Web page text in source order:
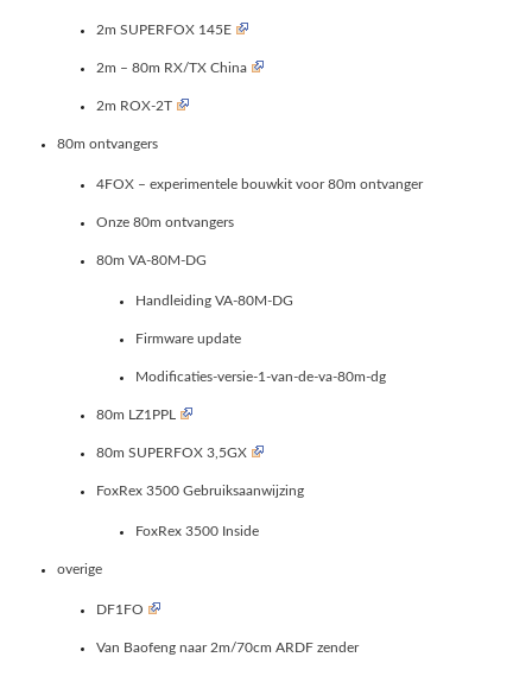
2m SUPERFOX 145E
2m – 80m RX/TX China
2m ROX-2T
80m ontvangers
4FOX – experimentele bouwkit voor 80m ontvanger
Onze 80m ontvangers
80m VA-80M-DG
Handleiding VA-80M-DG
Firmware update
Modificaties-versie-1-van-de-va-80m-dg
80m LZ1PPL
80m SUPERFOX 3,5GX
FoxRex 3500 Gebruiksaanwijzing
FoxRex 3500 Inside
overige
DF1FO
Van Baofeng naar 2m/70cm ARDF zender